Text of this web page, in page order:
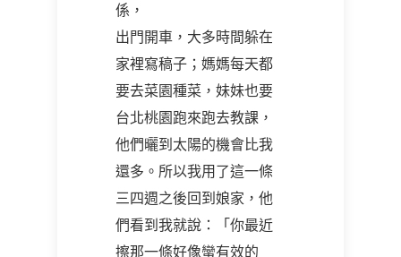
係，
出門開車，大多時間躲在
家裡寫稿子；媽媽每天都
要去菜園種菜，妹妹也要
台北桃園跑來跑去教課，
他們曬到太陽的機會比我
還多。所以我用了這一條
三四週之後回到娘家，他
們看到我就說：「你最近
擦那一條好像蠻有效的